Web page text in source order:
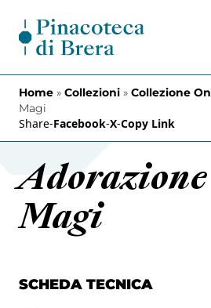
Home » Collezioni » Collezione
Magi
Share-Facebook-X-Copy Link
Magi
SCHEDA TECNICA